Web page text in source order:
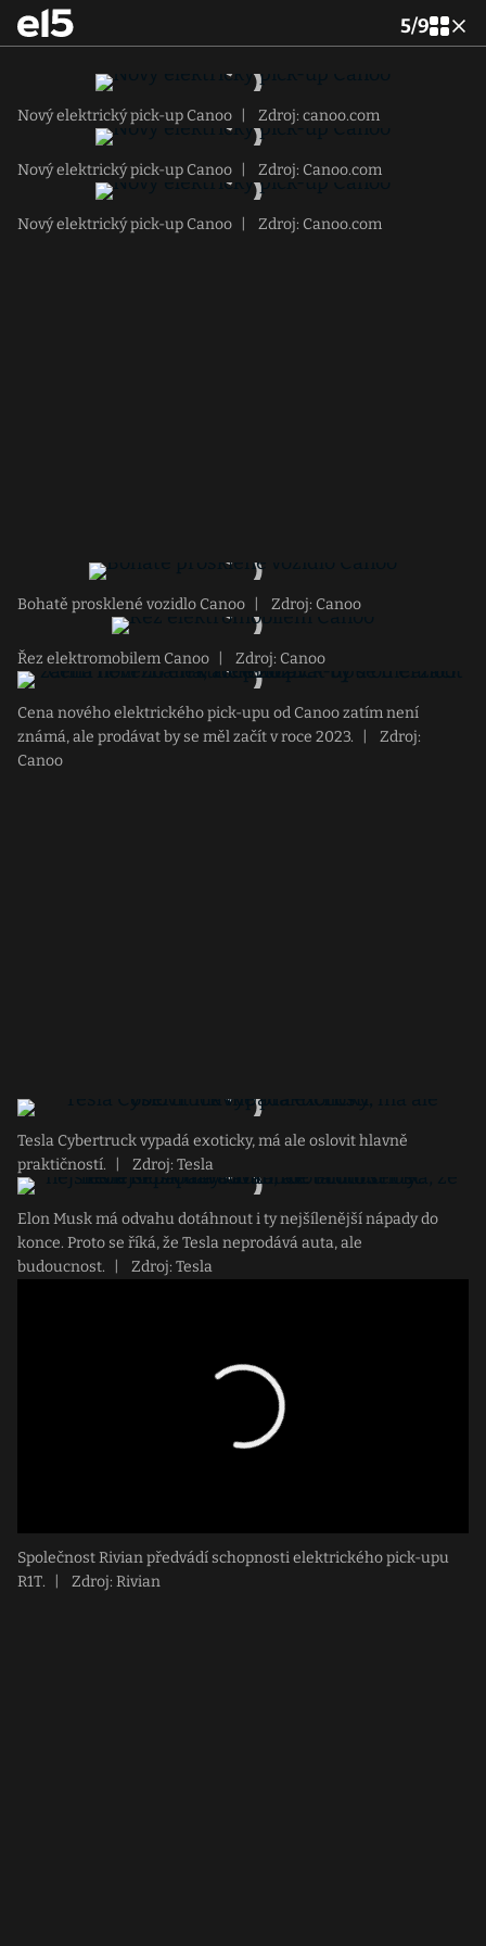
5/9
Nový elektrický pick-up Canoo Zdroj: canoo.com
Nový elektrický pick-up Canoo Zdroj: Canoo.com
Nový elektrický pick-up Canoo Zdroj: Canoo.com
Bohatě prosklené vozidlo Canoo Zdroj: Canoo
Řez elektromobilem Canoo Zdroj: Canoo
Cena nového elektrického pick-upu od Canoo zatím není
známá, ale prodávat by se měl začít v roce 2023.
Zdroj:
Canoo
Tesla Cybertruck vypadá exoticky, má ale oslovit hlavně
praktičností.
Zdroj: Tesla
Elon Musk má odvahu dotáhnout i ty nejšílenější nápady do
konce. Proto se říká, že Tesla neprodává auta, ale
budoucnost.
Zdroj: Tesla
Společnost Rivian předvádí schopnosti elektrického pick-upu
R1T.
Zdroj: Rivian